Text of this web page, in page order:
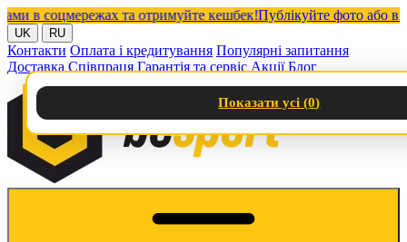
соцмережах та отримуйте кешбек!Публікуйте фото або відео
UK RU
Контакти Оплата і кредитування Популярні запитання
Доставка Співпраця Гарантія та сервіс Акції Блог
Показати усі (0)